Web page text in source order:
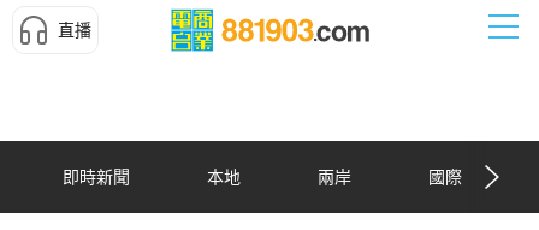
直播
即時新聞 本地 兩岸 國際